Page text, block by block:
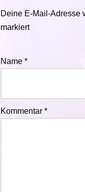
Deine E-Mail-Adresse
markiert
Name *
Kommentar *